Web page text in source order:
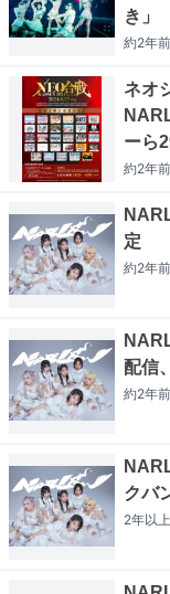
き」
約2年前
ネオ
ーら
約2年前
定
約2年前
配信
約2年前
クバ
2年以上